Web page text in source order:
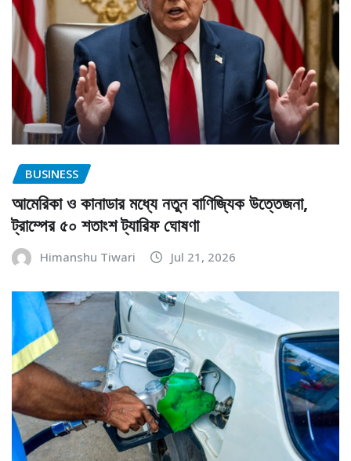
BUSINESS
আমেরিকা ও কানাডার মধ্যে নতুন বাণিজ্যিক উত্তেজনা,
ট্রাম্পের ৫০ শতাংশ ট্যারিফ ঘোষণা
Himanshu Tiwari Jul 21, 2026